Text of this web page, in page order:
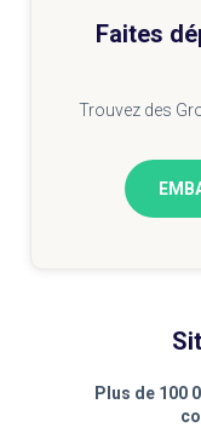
Faites
Trouvez des
Plus de 100